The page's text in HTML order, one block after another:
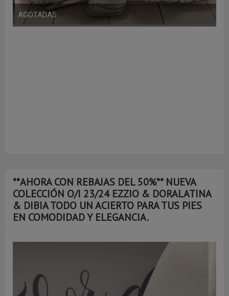
AGOTADAS
**AHORA CON REBAJAS DEL 50%** NUEVA
COLECCIÓN O/I 23/24 EZZIO & DORALATINA
& DIBIA TODO UN ACIERTO PARA TUS PIES
EN COMODIDAD Y ELEGANCIA.